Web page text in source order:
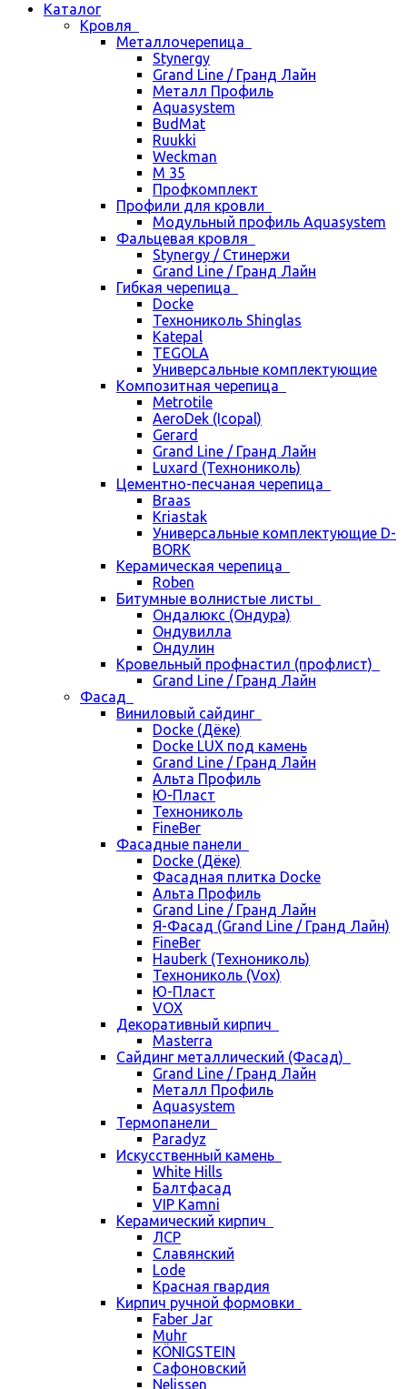
Каталог
Кровля
Металлочерепица
Stynergy
Grand Line / Гранд Лайн
Металл Профиль
Aquasystem
BudMat
Ruukki
Weckman
М 35
Профкомплект
Профили для кровли
Модульный профиль Aquasystem
Фальцевая кровля
Stynergy / Стинержи
Grand Line / Гранд Лайн
Гибкая черепица
Docke
Технониколь Shinglas
Katepal
TEGOLA
Универсальные комплектующие
Композитная черепица
Metrotile
AeroDek (Icopal)
Gerard
Grand Line / Гранд Лайн
Luxard (Технониколь)
Цементно-песчаная черепица
Braas
Kriastak
Универсальные комплектующие D-
BORK
Керамическая черепица
Roben
Битумные волнистые листы
Ондалюкс (Ондура)
Ондувилла
Ондулин
Кровельный профнастил (профлист)
Grand Line / Гранд Лайн
Фасад
Виниловый сайдинг
Docke (Дёке)
Docke LUX под камень
Grand Line / Гранд Лайн
Альта Профиль
Ю-Пласт
Технониколь
FineBer
Фасадные панели
Docke (Дёке)
Фасадная плитка Docke
Альта Профиль
Grand Line / Гранд Лайн
Я-Фасад (Grand Line / Гранд Лайн)
FineBer
Hauberk (Технониколь)
Технониколь (Vox)
Ю-Пласт
VOX
Декоративный кирпич
Masterra
Сайдинг металлический (Фасад)
Grand Line / Гранд Лайн
Металл Профиль
Aquasystem
Термопанели
Paradyz
Искусственный камень
White Hills
Балтфасад
VIP Kamni
Керамический кирпич
ЛСР
Славянский
Lode
Красная гвардия
Кирпич ручной формовки
Faber Jar
Muhr
KÖNIGSTEIN
Сафоновский
Nelissen